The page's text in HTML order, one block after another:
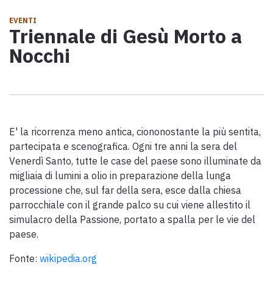
Ebook
Scarica l'ebook "Ritratti Sottratti" di Enrico Caracciolo e Paolo
ITALIANO keyboard_arrow_up
EVENTI
Triennale di Gesù Morto a
Nocchi
E' la ricorrenza meno antica, ciononostante la più sentita,
partecipata e scenografica. Ogni tre anni la sera del
Venerdì Santo, tutte le case del paese sono illuminate da
migliaia di lumini a olio in preparazione della lunga
processione che, sul far della sera, esce dalla chiesa
parrocchiale con il grande palco su cui viene allestito il
simulacro della Passione, portato a spalla per le vie del
paese.
Fonte: wikipedia.org